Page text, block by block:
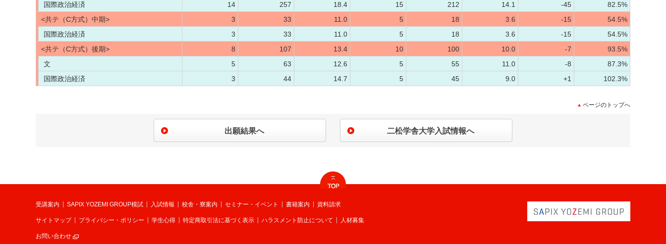
国際政治経済
14 257 18.4 15 212 14.1 -45
82.5%
<共テ（C方式）中期>
3 33 11.0 5 18 3.6 -15
54.5%
国際政治経済
3 33 11.0 5 18 3.6 -15
54.5%
<共テ（C方式）後期>
8 107 13.4 10 100 10.0 -7
93.5%
文
5 63 12.6 5 55 11.0 -8
87.3%
国際政治経済
3 44 14.7 5 45 9.0 +1 102.3%
ページのトップへ
出願結果へ 二松学舎大学入試情報へ
受講案内 SAPIX YOZEMI GROUP模試 入試情報 校舎・寮案内 セミナー・イベント 書籍案内 資料請求
サイトマップ プライバシー・ポリシー 学生心得 特定商取引法に基づく表示 ハラスメント防止について 人材募集
お問い合わせ